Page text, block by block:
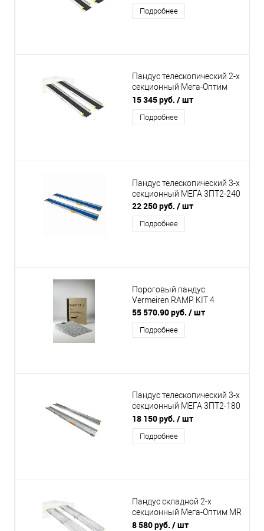
Подробнее
Пандус телескопический 2-х
секционный Мега-Оптим
MR207
15 345 руб. / шт
Подробнее
Пандус телескопический 3-х
секционный МЕГА 3ПТ2-240
22 250 руб. / шт
Подробнее
Пороговый пандус
Vermeiren RAMP KIT 4
55 570.90 руб. / шт
Подробнее
Пандус телескопический 3-х
секционный МЕГА 3ПТ2-180
с перфорацией
18 150 руб. / шт
Подробнее
Пандус складной 2-х
секционный Мега-Оптим MR
307
8 580 руб. / шт